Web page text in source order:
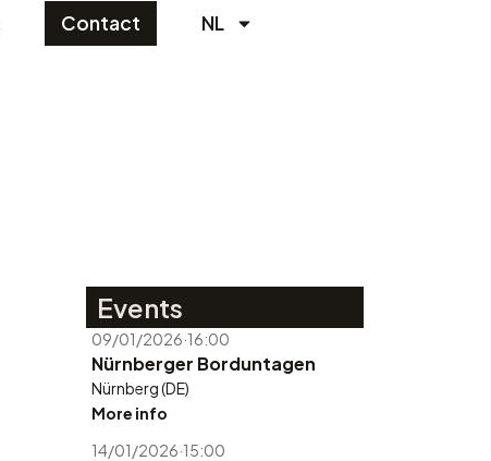
Contact NL
Events
09/01/2026·16:00
Nürnberger Borduntagen
Nürnberg (DE)
More info
14/01/2026·15:00